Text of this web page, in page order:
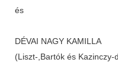
és
DÉVAI NAGY KAMILLA
(Liszt-,Bartók és Kazinczy-